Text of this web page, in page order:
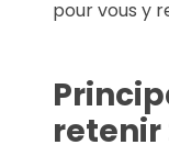
pour vous y
retenir